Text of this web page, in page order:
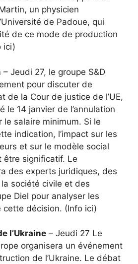
un physicien
de Padoue, qui
de ce mode de production
ici)
– Jeudi 27, le groupe S&D
pour discuter de
de la Cour de justice de l’UE,
le 14 janvier de l’annulation
le salaire minimum. Si le
indication, l’impact sur les
et sur le modèle social
être significatif. Le
des experts juridiques, des
société civile et des
Diel pour analyser les
cette décision. (Info ici)
l’Ukraine – Jeudi 27 Le
organisera un événement
de l’Ukraine. Le débat